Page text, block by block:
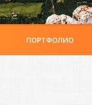
ПОРТФОЛИО